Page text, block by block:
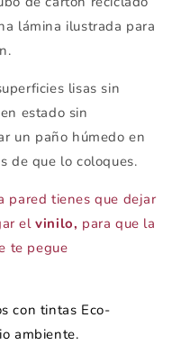
lámina ilustrada para
lisas sin
estado sin
un paño húmedo en
de que lo coloques.
pared tienes que dejar
elvinilo, para que la
te pegue
con tintas Eco-
ambiente.